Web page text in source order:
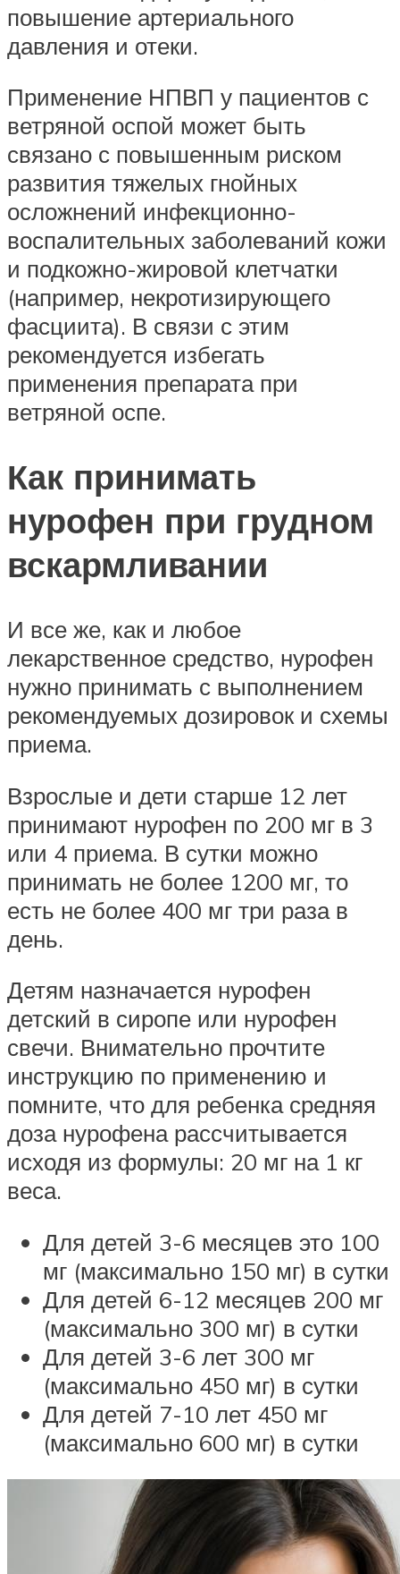
повышение артериального
давления и отеки.
Применение НПВП у пациентов с
ветряной оспой может быть
связано с повышенным риском
развития тяжелых гнойных
осложнений инфекционно-
воспалительных заболеваний кожи
и подкожно-жировой клетчатки
(например, некротизирующего
фасциита). В связи с этим
рекомендуется избегать
применения препарата при
ветряной оспе.
Как принимать
нурофен при грудном
вскармливании
И все же, как и любое
лекарственное средство, нурофен
нужно принимать с выполнением
рекомендуемых дозировок и схемы
приема.
Взрослые и дети старше 12 лет
принимают нурофен по 200 мг в 3
или 4 приема. В сутки можно
принимать не более 1200 мг, то
есть не более 400 мг три раза в
день.
Детям назначается нурофен
детский в сиропе или нурофен
свечи. Внимательно прочтите
инструкцию по применению и
помните, что для ребенка средняя
доза нурофена рассчитывается
исходя из формулы: 20 мг на 1 кг
веса.
Для детей 3-6 месяцев это 100
мг (максимально 150 мг) в сутки
Для детей 6-12 месяцев 200 мг
(максимально 300 мг) в сутки
Для детей 3-6 лет 300 мг
(максимально 450 мг) в сутки
Для детей 7-10 лет 450 мг
(максимально 600 мг) в сутки